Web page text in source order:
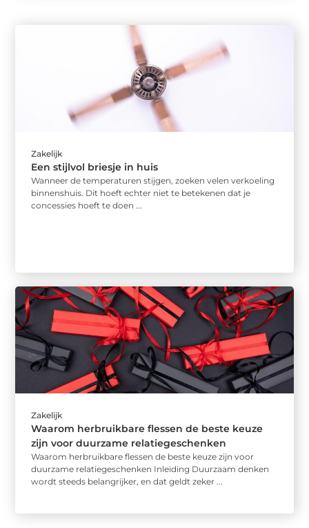
Zakelijk
Een stijlvol briesje in huis
Wanneer de temperaturen stijgen, zoeken velen verkoeling
binnenshuis. Dit hoeft echter niet te betekenen dat je
concessies hoeft te doen ...
Zakelijk
Waarom herbruikbare flessen de beste keuze
zijn voor duurzame relatiegeschenken
Waarom herbruikbare flessen de beste keuze zijn voor
duurzame relatiegeschenken Inleiding Duurzaam denken
wordt steeds belangrijker, en dat geldt zeker ...